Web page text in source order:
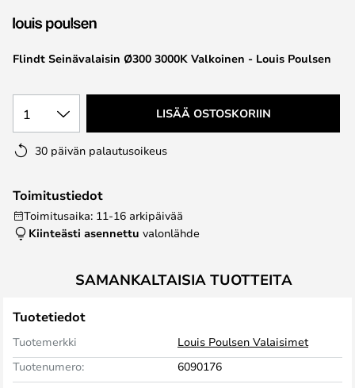
the
gallery
Flindt Seinävalaisin Ø300 3000K Valkoinen - Louis Poulsen
1 LISÄÄ OSTOSKORIIN
30 päivän palautusoikeus
Toimitustiedot
Toimitusaika: 11-16 arkipäivää
Kiinteästi asennettu valonlähde
SAMANKALTAISIA TUOTTEITA
Tuotetiedot
Tuotemerkki
Louis Poulsen Valaisimet
Tuotenumero:
6090176